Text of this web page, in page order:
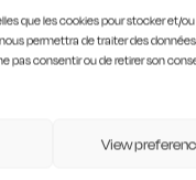
que les cookies pour stocker et/
permettra de traiter des
pas consentir ou de retirer son
View